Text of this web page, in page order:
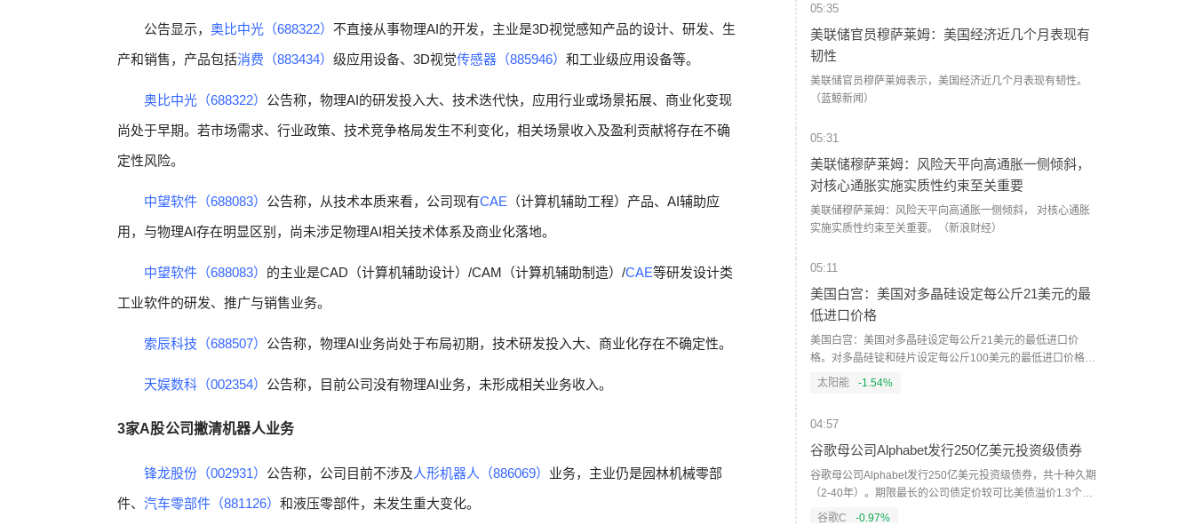
公告显示， 奥比中光（688322） 不直接从事物理AI的开发，主业是3D视觉感知产品的设计、研发、生
产和销售，产品包括消费（883434） 级应用设备、3D视觉传感器（885946） 和工业级应用设备等。
奥比中光（688322） 公告称，物理AI的研发投入大、技术迭代快，应用行业或场景拓展、商业化变现
尚处于早期。若市场需求、行业政策、技术竞争格局发生不利变化，相关场景收入及盈利贡献将存在不确
定性风险。
中望软件（688083） 公告称，从技术本质来看，公司现有CAE （计算机辅助工程）产品、AI辅助应
用，与物理AI存在明显区别，尚未涉足物理AI相关技术体系及商业化落地。
中望软件（688083） 的主业是CAD（计算机辅助设计）/CAM（计算机辅助制造）/CAE等研发设计类
工业软件的研发、推广与销售业务。
索辰科技（688507） 公告称，物理AI业务尚处于布局初期，技术研发投入大、商业化存在不确定性。
天娱数科（002354） 公告称，目前公司没有物理AI业务，未形成相关业务收入。
3家A股公司撇清机器人业务
锋龙股份（002931） 公告称，公司目前不涉及人形机器人（886069） 业务，主业仍是园林机械零部
件、 汽车零部件（881126） 和液压零部件，未发生重大变化。
05:35
美联储官员穆萨莱姆：美国经济近几个月表现有
韧性
美联储官员穆萨莱姆表示，美国经济近几个月表现有韧性。
（蓝鲸新闻）
05:31
美联储穆萨莱姆：风险天平向高通胀一侧倾斜，
对核心通胀实施实质性约束至关重要
美联储穆萨莱姆：风险天平向高通胀一侧倾斜， 对核心通胀
实施实质性约束至关重要。（新浪财经）
05:11
美国白宫：美国对多晶硅设定每公斤21美元的最
低进口价格
美国白宫：美国对多晶硅设定每公斤21美元的最低进口价
格。对多晶硅锭和硅片设定每公斤100美元的最低进口价格。
对太阳能电池设定每瓦0.22美元的最低进口价格。对太阳能
太阳能 -1.54%
04:57
谷歌母公司Alphabet发行250亿美元投资级债券
谷歌母公司Alphabet发行250亿美元投资级债券，共十种久期
（2-40年）。期限最长的公司债定价较可比美债溢价1.3个百
分点，最初讨论的溢价幅度为1.55个百分点。（新浪财经）
谷歌C -0.97%